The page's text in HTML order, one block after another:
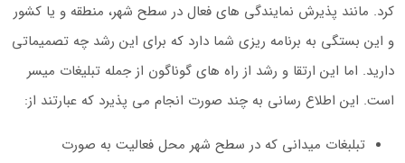
کرد. مانند پذیرش نمایندگی های فعال در سطح شهر، منطقه و یا کشور
و این بستگی به برنامه ریزی شما دارد که برای این رشد چه تصمیماتی
دارید. اما این ارتقا و رشد از راه های گوناگون از جمله تبلیغات میسر
است. این اطلاع رسانی به چند صورت انجام می پذیرد که عبارتند از:
تبلبغات میدانی که در سطح شهر محل فعالیت به صورت